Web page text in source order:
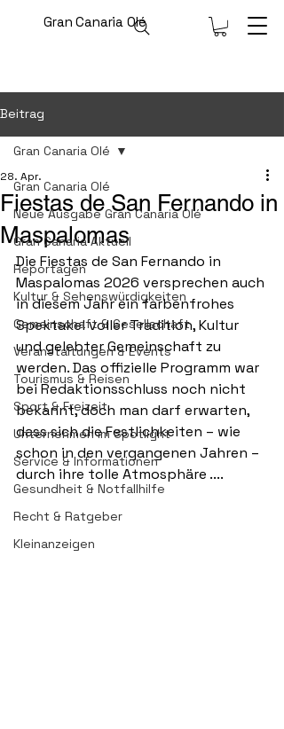
Gran Canaria Olé
Beitrag
Gran Canaria Olé
Neue Ausgabe Gran Canaria Olé
Gran Canaria Aktuell
Reportagen
Kultur & Sehenswürdigkeiten
Gemeinschaft & Gesellschaft
Veranstaltungen & Events
Tourismus & Reisen
Sport & Freizeit
Unternehmen im Spotlight
Service & Informationen
Gesundheit & Notfallhilfe
Recht & Ratgeber
Kleinanzeigen
Gran Canaria Olé
Fiestas de San Fernando in
Maspalomas
28. Apr.
Die Fiestas de San Fernando in
Maspalomas 2026 versprechen auch
in diesem Jahr ein farbenfrohes
Spektakel voller Tradition, Kultur
und gelebter Gemeinschaft zu
werden. Das offizielle Programm war
bei Redaktionsschluss noch nicht
bekannt, doch man darf erwarten,
dass sich die Festlichkeiten – wie
schon in den vergangenen Jahren –
durch ihre tolle Atmosphäre ....